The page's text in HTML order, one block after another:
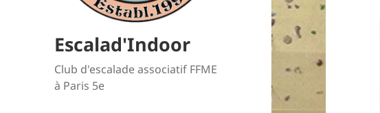
Escalad'Indoor
Club d'escalade associatif FFME
à Paris 5e